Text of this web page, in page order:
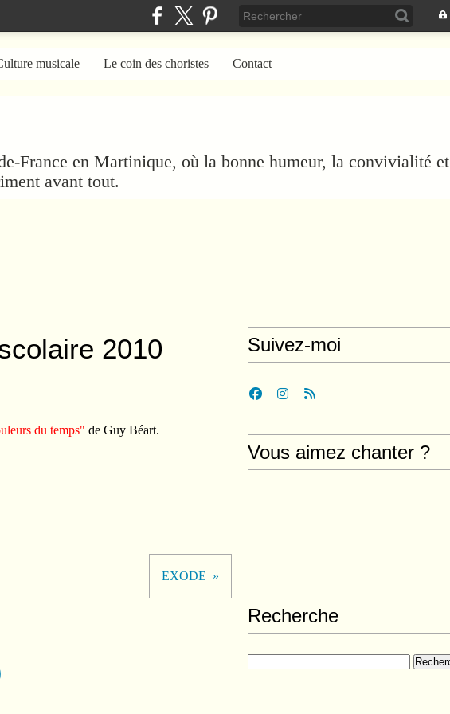
France en Martinique, où la bonne humeur, la convivialité et
avant tout.
musicale Le coin des choristes Contact
2010
du temps" de Guy Béart.
EXODE
Suivez-moi
Vous aimez chanter ?
Recherche